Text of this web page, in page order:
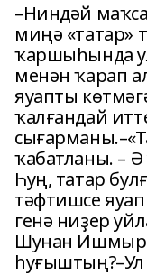
–Ниндәй
миңә «татар»
ҡаршыһында
менән ҡарап
яуапты
ҡалғандай
ҡабатланы. – Ә
Һуң, татар
тәфтишсе
генә ниҙер
Шунан